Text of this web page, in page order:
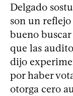
Delgado
son un reflejo
bueno
que las
dijo
por haber
otorga cero